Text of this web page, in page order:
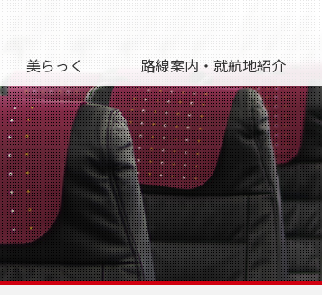
美らっく 路線案内・就航地紹介